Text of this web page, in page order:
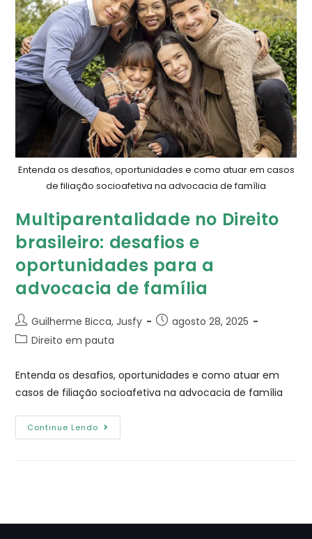
Entenda os desafios, oportunidades e como atuar em casos
de filiação socioafetiva na advocacia de família
Multiparentalidade no Direito
brasileiro: desafios e
oportunidades para a
advocacia de família
Guilherme Bicca, Jusfy
agosto 28, 2025
Direito em pauta
Entenda os desafios, oportunidades e como atuar em
casos de filiação socioafetiva na advocacia de família
Continue Lendo